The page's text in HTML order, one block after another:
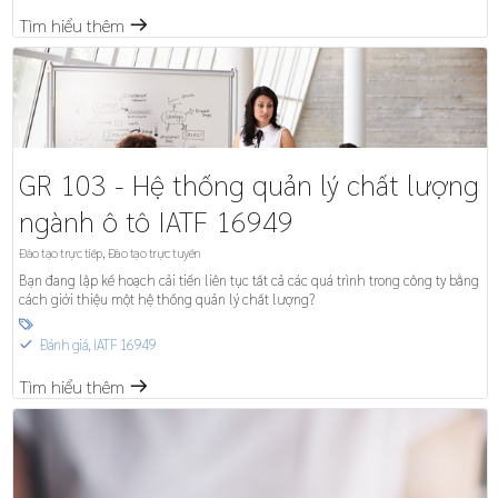
Tìm hiểu thêm m
GR 103 - Hệ thống quản lý chất lượng
ngành ô tô IATF 16949
Đào tạo trực tiếp, Đào tạo trực tuyến
Bạn đang lập kế hoạch cải tiến liên tục tất cả các quá trình trong công ty bằng
cách giới thiệu một hệ thống quản lý chất lượng?

S Đánh giá, IATF 16949
Tìm hiểu thêm m